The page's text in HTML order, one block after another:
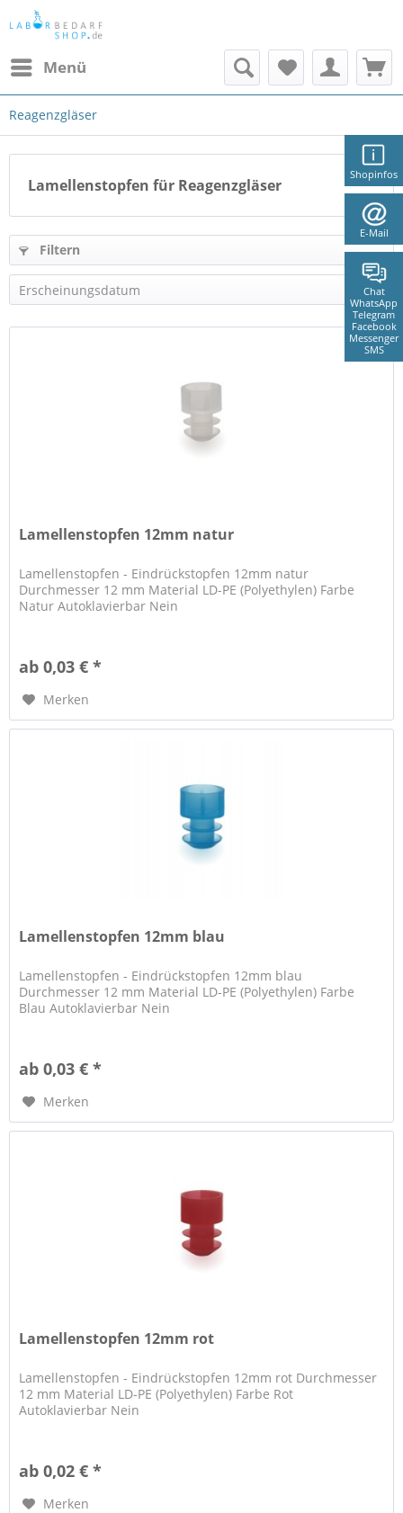
Shopinfos
E-Mail
Chat
WhatsApp
Telegram
Facebook
Messenger
SMS
Menü
Reagenzgläser
Lamellenstopfen für Reagenzgläser
Filtern
Lamellenstopfen 12mm natur
Lamellenstopfen - Eindrückstopfen 12mm natur
Durchmesser 12 mm Material LD-PE (Polyethylen) Farbe
Natur Autoklavierbar Nein
ab 0,03 € *
Merken
Lamellenstopfen 12mm blau
Lamellenstopfen - Eindrückstopfen 12mm blau
Durchmesser 12 mm Material LD-PE (Polyethylen) Farbe
Blau Autoklavierbar Nein
ab 0,03 € *
Merken
Lamellenstopfen 12mm rot
Lamellenstopfen - Eindrückstopfen 12mm rot Durchmesser
12 mm Material LD-PE (Polyethylen) Farbe Rot
Autoklavierbar Nein
ab 0,02 € *
Merken